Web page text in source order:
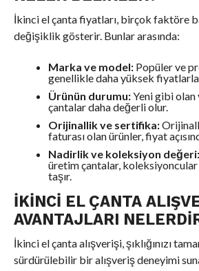
İkinci el çanta fiyatları, birçok faktöre
değişiklik gösterir. Bunlar arasında:
Marka ve model:Popüler ve
genellikle daha yüksek fiyatlarla
Ürünün durumu:Yeni gibi olan
çantalar daha değerli olur.
Orijinallik ve sertifika:
faturası olan ürünler, fiyat
Nadirlik ve koleksiyon değeri:
üretim çantalar,
taşır.
İKINCI EL ÇANTA
AVANTAJLARI
İkinci el çanta alışverişi, şıklığınızı
sürdürülebilir bir alışveriş deneyimi